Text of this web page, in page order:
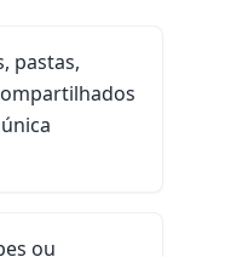
pastas,
ou